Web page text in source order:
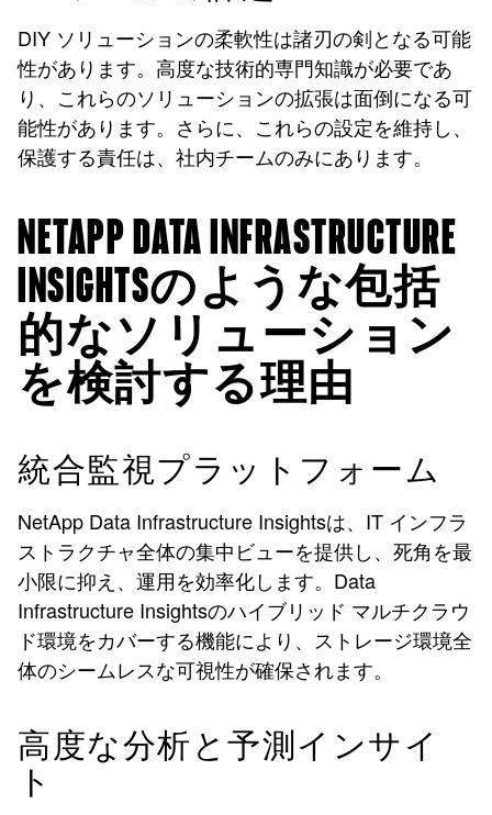
DIY ソリューションの柔軟性は諸刃の剣となる可能
性があります。高度な技術的専門知識が必要であ
り、これらのソリューションの拡張は面倒になる可
能性があります。さらに、これらの設定を維持し、
保護する責任は、社内チームのみにあります。
NETAPP DATA INFRASTRUCTURE
INSIGHTSのような包括
的なソリューション
を検討する理由
統合監視プラットフォーム
NetApp Data Infrastructure Insightsは、IT インフラ
ストラクチャ全体の集中ビューを提供し、死角を最
小限に抑え、運用を効率化します。Data
Infrastructure Insightsのハイブリッド マルチクラウ
ド環境をカバーする機能により、ストレージ環境全
体のシームレスな可視性が確保されます。
高度な分析と予測インサイ
ト